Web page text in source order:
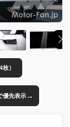
）
優先表示→